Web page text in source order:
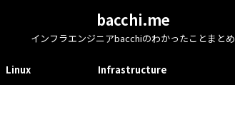
bacchi.me
インフラエンジニアbacchiのわかったことまとめ
Linux Infrastructure